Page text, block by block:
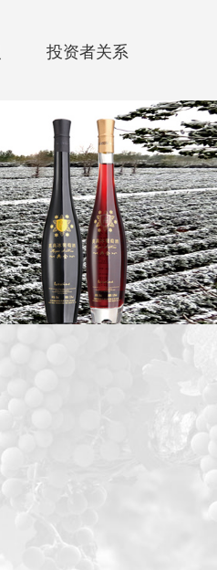
投资者关系